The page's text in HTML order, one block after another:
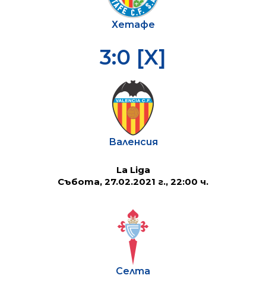
Хетафе
3:0 [X]
Валенсия
La Liga
Събота, 27.02.2021 г., 22:00 ч.
Селта